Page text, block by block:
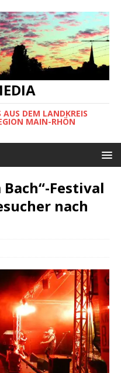
AUS DEM LANDKREIS
MAIN-RHÖN
Bach“-Festival
nach